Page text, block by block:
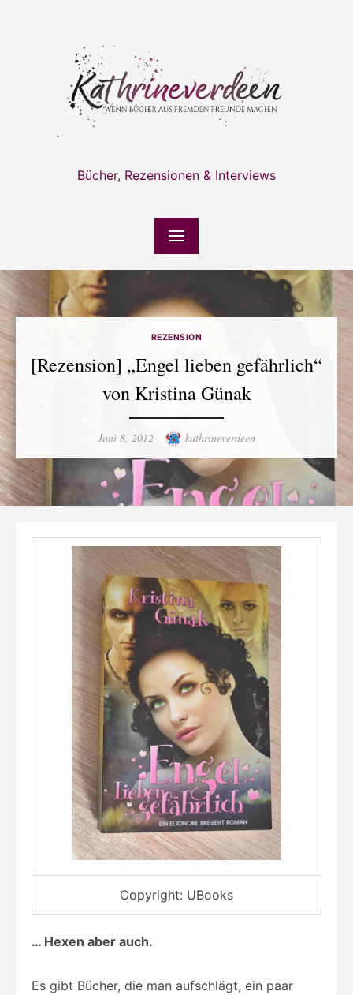
Bücher, Rezensionen & Interviews
REZENSION
[Rezension] „Engel lieben gefährlich“
von Kristina Günak
Posted
Juni 8, 2012 Author
kathrineverdeen
Copyright: UBooks
… Hexen aber auch.
Es gibt Bücher, die man aufschlägt, ein paar